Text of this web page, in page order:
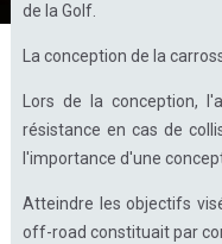
de la Golf.
La conception de la
Lors de la conception,
résistance en cas de
l'importance d'une
Atteindre les objectifs
off-road constituait par